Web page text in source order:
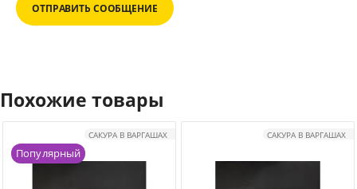
ОТПРАВИТЬ СООБЩЕНИЕ
Похожие товары
САКУРА В ВАРГАШАХ
Популярный
САКУРА В ВАРГАШАХ